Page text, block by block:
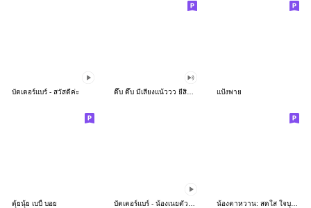
บัตเตอร์แบร์ - สวัสดีค่ะ แป้งพาย
ตุ้ยนุ้ย เบบี้ บอย น้องตาหวาน: สดใส ใจบุญ (สีพาสเทล)